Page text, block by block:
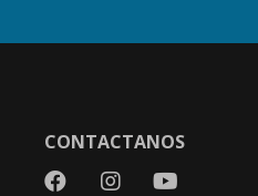
CONTACTANOS